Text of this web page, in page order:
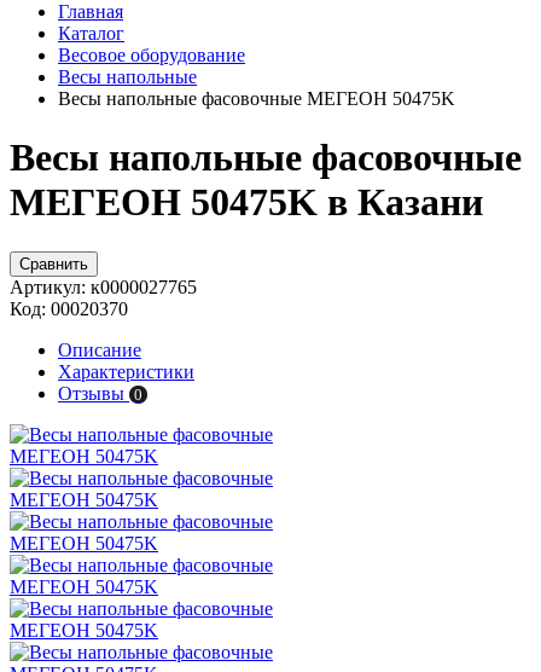
Главная
Каталог
Весовое оборудование
Весы напольные
Весы напольные фасовочные МЕГЕОН 50475K
Весы напольные фасовочные
МЕГЕОН 50475K в Казани
Сравнить
Артикул: к0000027765
Код: 00020370
Описание
Характеристики
Отзывы 0